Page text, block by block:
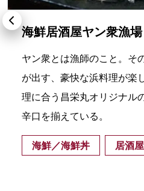
海鮮居酒屋ヤン衆漁
ヤン衆とは漁師のこと。そ
が出す、豪快な浜料理が楽
理に合う昌栄丸オリジナル
辛口を揃えている。
海鮮／海鮮丼 居酒屋